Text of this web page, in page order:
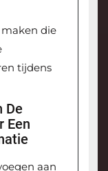
die
tijdens
De
Een
aan